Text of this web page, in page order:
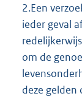
2.Een
ieder geval
om de
deze